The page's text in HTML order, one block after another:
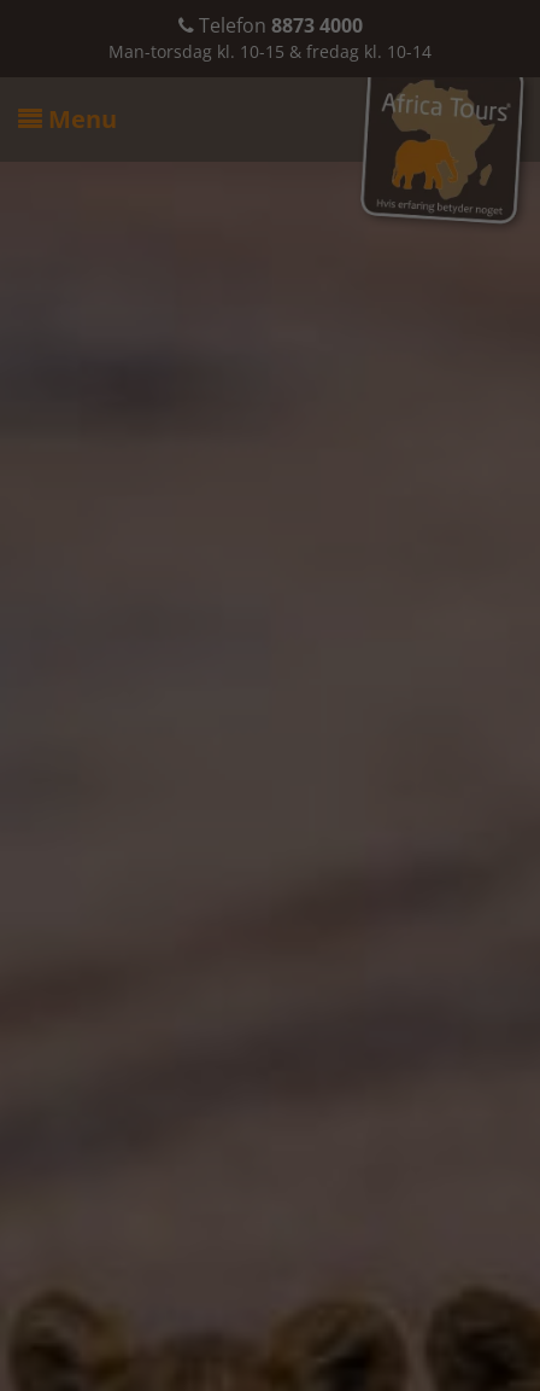
Telefon 8873 4000
Man-torsdag kl. 10-15 & fredag kl. 10-14
 Menu